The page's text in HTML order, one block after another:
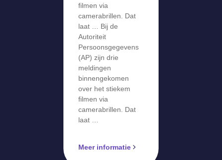
filmen via
camerabrillen. Dat
laat … Bij de
Autoriteit
Persoonsgegevens
(AP) zijn drie
meldingen
binnengekomen
over het stiekem
filmen via
camerabrillen. Dat
laat …
Meer informatie